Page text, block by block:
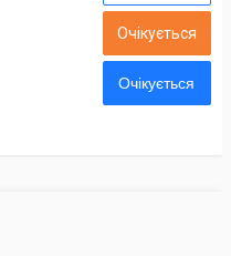
Очікується
Очікується